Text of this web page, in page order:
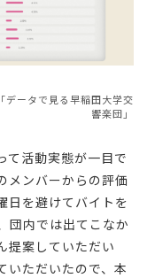
データで見る早稲田大学交
響楽団」
て活動実態が一目で
メンバーからの評価
日を避けてバイトを
団内では出てこなか
提案していただい
いただいたので、本